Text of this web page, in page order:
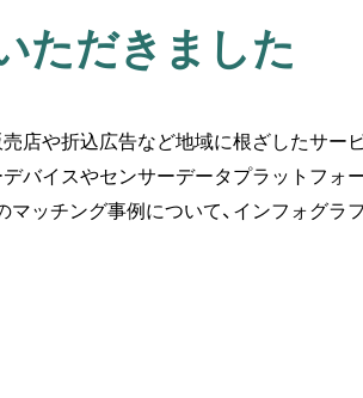
ただきました
店や折込広告など地域に根ざしたサー
デバイスやセンサーデータプラットフ
ッチング事例について、インフォグラ